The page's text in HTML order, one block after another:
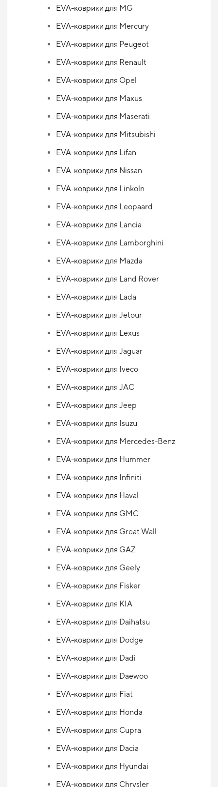
EVA-коврики для MG
EVA-коврики для Mercury
EVA-коврики для Peugeot
EVA-коврики для Renault
EVA-коврики для Opel
EVA-коврики для Maxus
EVA-коврики для Maserati
EVA-коврики для Mitsubishi
EVA-коврики для Lifan
EVA-коврики для Nissan
EVA-коврики для Linkoln
EVA-коврики для Leopaard
EVA-коврики для Lancia
EVA-коврики для Lamborghini
EVA-коврики для Mazda
EVA-коврики для Land Rover
EVA-коврики для Lada
EVA-коврики для Jetour
EVA-коврики для Lexus
EVA-коврики для Jaguar
EVA-коврики для Iveco
EVA-коврики для JAC
EVA-коврики для Jeep
EVA-коврики для Isuzu
EVA-коврики для Mercedes-Benz
EVA-коврики для Hummer
EVA-коврики для Infiniti
EVA-коврики для Haval
EVA-коврики для GMC
EVA-коврики для Great Wall
EVA-коврики для GAZ
EVA-коврики для Geely
EVA-коврики для Fisker
EVA-коврики для KIA
EVA-коврики для Daihatsu
EVA-коврики для Dodge
EVA-коврики для Dadi
EVA-коврики для Daewoo
EVA-коврики для Fiat
EVA-коврики для Honda
EVA-коврики для Cupra
EVA-коврики для Dacia
EVA-коврики для Hyundai
EVA-коврики для Chrysler